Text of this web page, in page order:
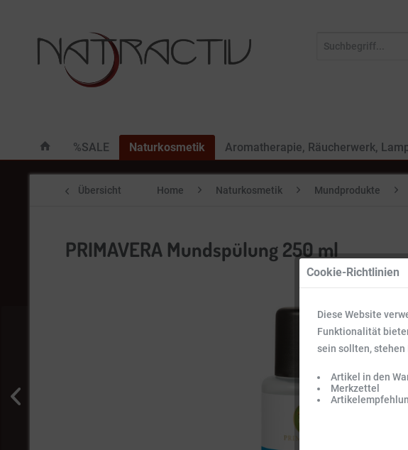
%SALE Naturkosmetik Aromatherapie, Räucherwerk,
Übersicht Home Naturkosmetik Mundprodukte
PRIMAVERA Mundspülung 250 ml
Cookie-Richtlinien
Diese Website
Funktionalität
sein sollten,
Artikel in den
Merkzettel